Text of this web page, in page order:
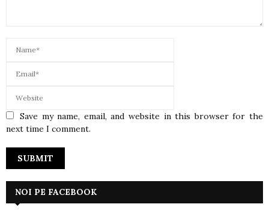
Save my name, email, and website in this browser for the
next time I comment.
NOI PE FACEBOOK